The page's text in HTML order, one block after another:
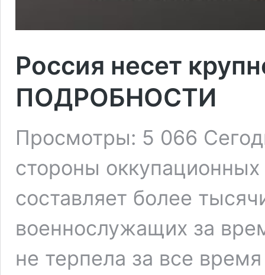
Россия несет
ПОДРОБНОСТИ
Просмотры: 5 066
стороны
составляет более
военнослужащих за
не терпела за все